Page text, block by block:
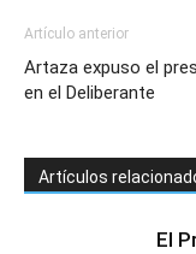
Artículo anterior
Artaza expuso el
en el Deliberante
Artículos
El